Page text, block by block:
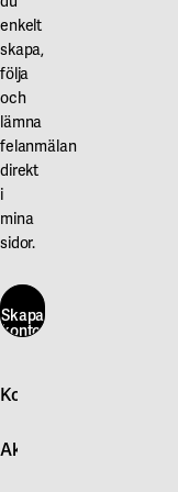
enkelt
skapa,
följa
och
lämna
felanmälan
direkt
i
mina
sidor.
Skapa
konto
här
Kontakta oss
Snabb felanmälan
Aktuellt